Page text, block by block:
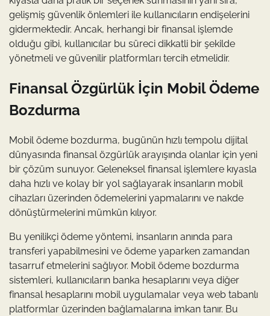
gelişmiş güvenlik önlemleri ile kullanıcıların endişelerini
gidermektedir. Ancak, herhangi bir finansal işlemde
olduğu gibi, kullanıcılar bu süreci dikkatli bir şekilde
yönetmeli ve güvenilir platformları tercih etmelidir.
Finansal Özgürlük İçin Mobil Ödeme
Bozdurma
Mobil ödeme bozdurma, bugünün hızlı tempolu dijital
dünyasında finansal özgürlük arayışında olanlar için yeni
bir çözüm sunuyor. Geleneksel finansal işlemlere kıyasla
daha hızlı ve kolay bir yol sağlayarak insanların mobil
cihazları üzerinden ödemelerini yapmalarını ve nakde
dönüştürmelerini mümkün kılıyor.
Bu yenilikçi ödeme yöntemi, insanların anında para
transferi yapabilmesini ve ödeme yaparken zamandan
tasarruf etmelerini sağlıyor. Mobil ödeme bozdurma
sistemleri, kullanıcıların banka hesaplarını veya diğer
finansal hesaplarını mobil uygulamalar veya web tabanlı
platformlar üzerinden bağlamalarına imkan tanır. Bu